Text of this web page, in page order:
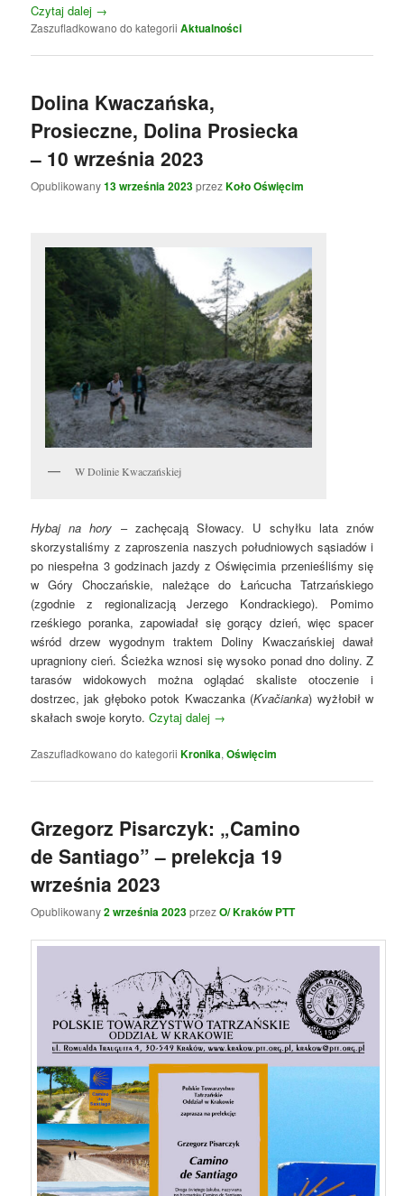
Czytaj dalej →
Zaszufladkowano do kategorii Aktualności
Dolina Kwaczańska,
Prosieczne, Dolina Prosiecka
– 10 września 2023
Opublikowany13 września 2023przezKoło Oświęcim
W Dolinie Kwaczańskiej
Hybaj na hory – zachęcają Słowacy. U schyłku lata znów
skorzystaliśmy z zaproszenia naszych południowych sąsiadów i
po niespełna 3 godzinach jazdy z Oświęcimia przenieśliśmy się
w Góry Choczańskie, należące do Łańcucha Tatrzańskiego
(zgodnie z regionalizacją Jerzego Kondrackiego). Pomimo
rześkiego poranka, zapowiadał się gorący dzień, więc spacer
wśród drzew wygodnym traktem Doliny Kwaczańskiej dawał
upragniony cień. Ścieżka wznosi się wysoko ponad dno doliny. Z
tarasów widokowych można oglądać skaliste otoczenie i
dostrzec, jak głęboko potok Kwaczanka (Kvačianka) wyżłobił w
skałach swoje koryto.Czytaj dalej →
Zaszufladkowano do kategorii Kronika,Oświęcim
Grzegorz Pisarczyk: „Camino
de Santiago” – prelekcja 19
września 2023
Opublikowany2 września 2023przezO/ Kraków PTT